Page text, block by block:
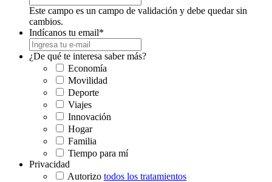
Este campo es un campo de validación y debe quedar sin
cambios.
Indícanos tu email*
¿De qué te interesa saber más?
Economía
Movilidad
Deporte
Viajes
Innovación
Hogar
Familia
Tiempo para mí
Privacidad
Autorizo todos los tratamientos